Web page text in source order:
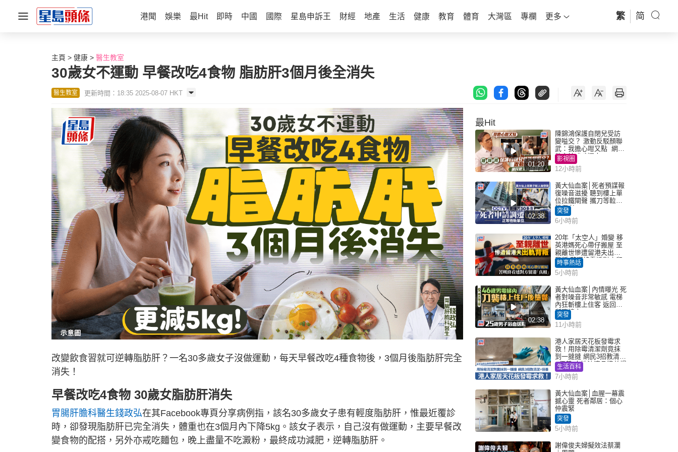
港聞 娛樂 最Hit 即時 中國 國際 星島申訴王 財經 地產 生活 健康 教育 體育 大灣區 專欄 更多 繁 简
主頁 健康 醫生教室
30歲女不運動 早餐改吃4食物 脂肪肝3個月後全消失
醫生教室 更新時間：18:35 2025-08-07 HKT
改變飲食習就可逆轉脂肪肝？一名30多歲女子沒做運動，每天早餐改吃4種食物後，3個月後脂肪肝完全
消失！
早餐改吃4食物 30歲女脂肪肝消失
胃腸肝膽科醫生錢政弘在其Facebook專頁分享病例指，該名30多歲女子患有輕度脂肪肝，惟最近覆診
時，卻發現脂肪肝已完全消失，體重也在3個月內下降5kg。該女子表示，自己沒有做運動，主要早餐改
變食物的配搭，另外亦戒吃麵包，晚上盡量不吃澱粉，最終成功減肥，逆轉脂肪肝。
最Hit
01:20
陳錦鴻保護自閉兒受訪
變嗌交？ 激動反駁顏聯
武：我擔心咁又點 網民
批主持咄咄逼人
影視圈
12小時前
02:38
黃大仙血案│死者預謀報
復噪音滋擾 聽到樓上單
位拉鐵閘聲 攜刀等𨋢伏
擊傷者
突發
6小時前
20年「太空人」婚變 移
英港媽死心帶仔搬屋 至
親離世慘遭留港夫出軌
背叛 苦嘆終看透對方留
港「真相」｜Juicy叮
時事熱話
5小時前
02:38
黃大仙血案│內情曝光 死
者對噪音非常敏感 電梯
內狂斬樓上住客 返回住
所墮樓亡
突發
11小時前
港人家居天花板發霉求
救！用除霉清潔劑竟抹
到一撻撻 網民3招教清潔
+保養 本地油漆品牌曾提
醒勿用1物防變色
生活百科
7小時前
黃大仙血案│血腥一幕震
撼心靈 死者鄰居：個心
仲震緊
突發
5小時前
謝偉俊夫婦擬效法蔡瀾